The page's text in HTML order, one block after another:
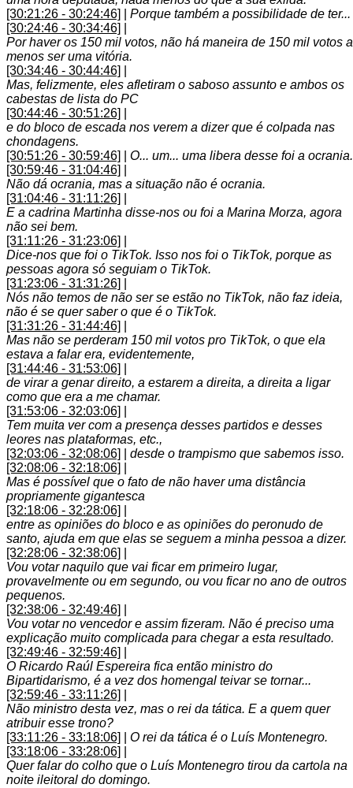
[30:21:26 - 30:24:46]
Porque também a possibilidade de ter...
[30:24:46 - 30:34:46]
Por haver os 150 mil votos, não há maneira de 150 mil votos a
menos ser uma vitória.
[30:34:46 - 30:44:46]
Mas, felizmente, eles afletiram o saboso assunto e ambos os
cabestas de lista do PC
[30:44:46 - 30:51:26]
e do bloco de escada nos verem a dizer que é colpada nas
chondagens.
[30:51:26 - 30:59:46]
O... um... uma libera desse foi a ocrania.
[30:59:46 - 31:04:46]
Não dá ocrania, mas a situação não é ocrania.
[31:04:46 - 31:11:26]
E a cadrina Martinha disse-nos ou foi a Marina Morza, agora
não sei bem.
[31:11:26 - 31:23:06]
Dice-nos que foi o TikTok. Isso nos foi o TikTok, porque as
pessoas agora só seguiam o TikTok.
[31:23:06 - 31:31:26]
Nós não temos de não ser se estão no TikTok, não faz ideia,
não é se quer saber o que é o TikTok.
[31:31:26 - 31:44:46]
Mas não se perderam 150 mil votos pro TikTok, o que ela
estava a falar era, evidentemente,
[31:44:46 - 31:53:06]
de virar a genar direito, a estarem a direita, a direita a ligar
como que era a me chamar.
[31:53:06 - 32:03:06]
Tem muita ver com a presença desses partidos e desses
leores nas plataformas, etc.,
[32:03:06 - 32:08:06]
desde o trampismo que sabemos isso.
[32:08:06 - 32:18:06]
Mas é possível que o fato de não haver uma distância
propriamente gigantesca
[32:18:06 - 32:28:06]
entre as opiniões do bloco e as opiniões do peronudo de
santo, ajuda em que elas se seguem a minha pessoa a dizer.
[32:28:06 - 32:38:06]
Vou votar naquilo que vai ficar em primeiro lugar,
provavelmente ou em segundo, ou vou ficar no ano de outros
pequenos.
[32:38:06 - 32:49:46]
Vou votar no vencedor e assim fizeram. Não é preciso uma
explicação muito complicada para chegar a esta resultado.
[32:49:46 - 32:59:46]
O Ricardo Raúl Espereira fica então ministro do
Bipartidarismo, é a vez dos homengal teivar se tornar...
[32:59:46 - 33:11:26]
Não ministro desta vez, mas o rei da tática. E a quem quer
atribuir esse trono?
[33:11:26 - 33:18:06]
O rei da tática é o Luís Montenegro.
[33:18:06 - 33:28:06]
Quer falar do colho que o Luís Montenegro tirou da cartola na
noite ileitoral do domingo.